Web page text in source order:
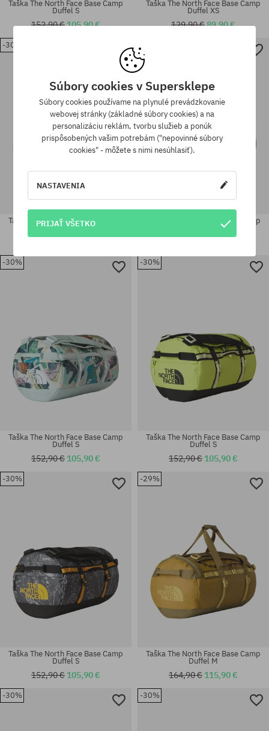
univerzálna veľkosť
Taška The North Face Base Camp
Duffel S
152,90 €105,90 €
Taška The North Face Base Camp
Duffel XS
129,90 €89,90 €
-30%
Taška The North Face Base Camp
Duffel XS
Taška The North Face Base Camp
-30%
Taška The North Face Base Camp
Duffel S
152,90 € 105,90 €
-30%
Taška The North Face Base Camp
Duffel S
152,90 € 105,90 €
-30%
Taška The North Face Base Camp
Duffel S
152,90 € 105,90 €
-29%
Taška The North Face Base Camp
Duffel M
164,90 € 115,90 €
-30% -30%
Súbory cookies v Supersklepe
Súbory cookies používame na plynulé prevádzkovanie
webovej stránky (základné súbory cookies) a na
personalizáciu reklám, tvorbu služieb a ponúk
prispôsobených vašim potrebám ("nepovinné súbory
cookies" - môžete s nimi nesúhlasiť).
NASTAVENIA
PRIJAŤ VŠETKO